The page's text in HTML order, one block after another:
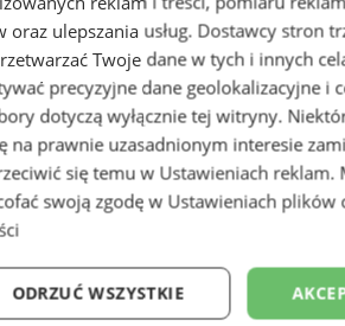
bez akcyzy w
50-latka
oraz ulepszania usług. Dostawcy stron
Twoje dane w tych i innych
precyzyjne dane geolokalizacyjne i
dotyczą wyłącznie tej witryny.
na prawnie uzasadnionym interesie
się temu w Ustawieniach reklam.
swoją zgodę w Ustawieniach plików
ODRZUĆ WSZYSTKIE